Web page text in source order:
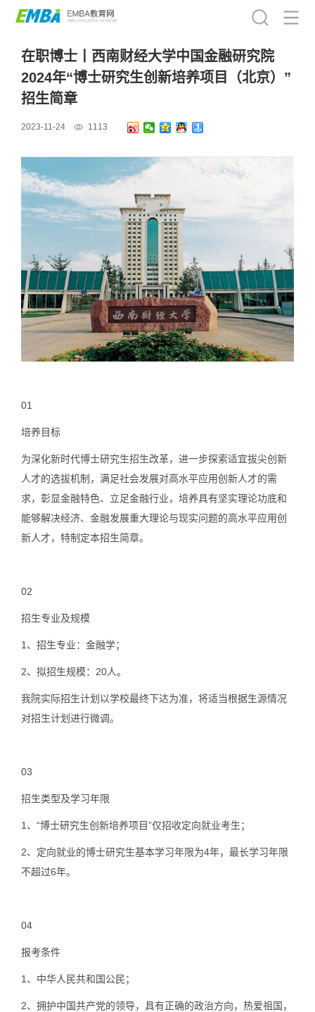
在职博士丨西南财经大学中国金融研究院
2024年“博士研究生创新培养项目（北京）”
招生简章
2023-11-24 1113
01
培养目标
为深化新时代博士研究生招生改革，进一步探索适宜拔尖创新
人才的选拔机制，满足社会发展对高水平应用创新人才的需
求，彰显金融特色、立足金融行业，培养具有坚实理论功底和
能够解决经济、金融发展重大理论与现实问题的高水平应用创
新人才，特制定本招生简章。
02
招生专业及规模
1、 招生专业：金融学；
2、 拟招生规模：20人。
我院实际招生计划以学校最终下达为准，将适当根据生源情况
对招生计划进行微调。
03
招生类型及学习年限
1、 “博士研究生创新培养项目”仅招收定向就业考生；
2、 定向就业的博士研究生基本学习年限为4年，最长学习年限
不超过6年。
04
报考条件
1、 中华人民共和国公民；
2、 拥护中国共产党的领导，具有正确的政治方向，热爱祖国，